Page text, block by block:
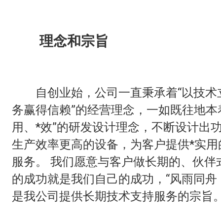
理念和宗旨
自创业始，公司一直秉承着“以技术
务赢得信赖”的经营理念，一如既往地本
用、*效”的研发设计理念，不断设计出
生产效率更高的设备，为客户提供*实
服务。 我们愿意与客户做长期的、伙伴
的成功就是我们自己的成功，“风雨同舟
是我公司提供长期技术支持服务的宗旨